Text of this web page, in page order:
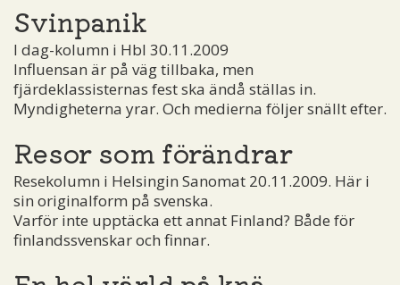
Svinpanik
I dag-kolumn i Hbl 30.11.2009
Influensan är på väg tillbaka, men
fjärdeklassisternas fest ska ändå ställas in.
Myndigheterna yrar. Och medierna följer snällt efter.
Resor som förändrar
Resekolumn i Helsingin Sanomat 20.11.2009. Här i
sin originalform på svenska.
Varför inte upptäcka ett annat Finland? Både för
finlandssvenskar och finnar.